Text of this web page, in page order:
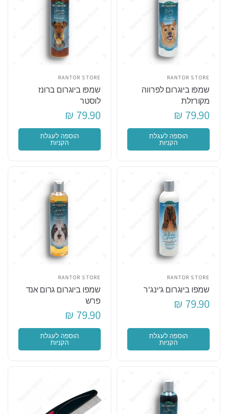
RANTOR STORE
שמפו ביוגרום לפרווה
מקורזלת
79.90 ₪
הוספה לעגלת
הקניות
RANTOR STORE
שמפו ביוגרום ברונז
לוסטר
79.90 ₪
הוספה לעגלת
הקניות
RANTOR STORE
שמפו ביוגרום ג'ינג'ר
79.90 ₪
הוספה לעגלת
הקניות
RANTOR STORE
שמפו ביוגרום גרום אנד
פרש
79.90 ₪
הוספה לעגלת
הקניות